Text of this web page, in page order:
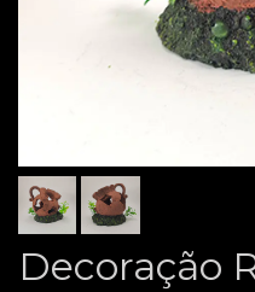
Decoração